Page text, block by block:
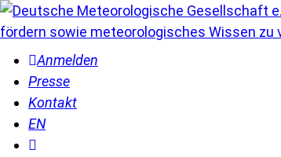
Anmelden
Presse
Kontakt
EN